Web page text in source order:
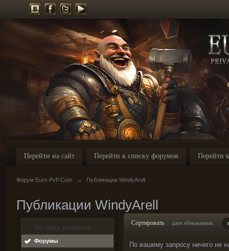
Перейти на сайт Перейти к списку форумов Перейти
Форум Euro-PvP.Com → Публикации WindyArell
Публикации WindyArell
По типу контента
Форумы
Сортировать дате обновления
По вашему запросу ничего не